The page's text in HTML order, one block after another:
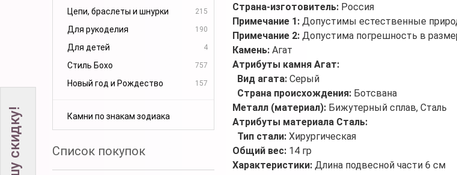
Цепи, браслеты и шнурки 215
Для рукоделия 190
Для детей 4
Стиль Бохо 757
Новый год и Рождество 157
Камни по знакам зодиака
Список покупок
Страна-изготовитель: Россия
Примечание 1: Допустимы естественные
Примечание 2: Допустима погрешность в
Камень: Агат
Атрибуты камня Агат:
Вид агата: Серый
Страна происхождения: Ботсвана
Металл (материал): Бижутерный сплав, Сталь
Атрибуты материала Сталь:
Тип стали: Хирургическая
Общий вес: 14 гр
Характеристики: Длина подвесной части 6 см